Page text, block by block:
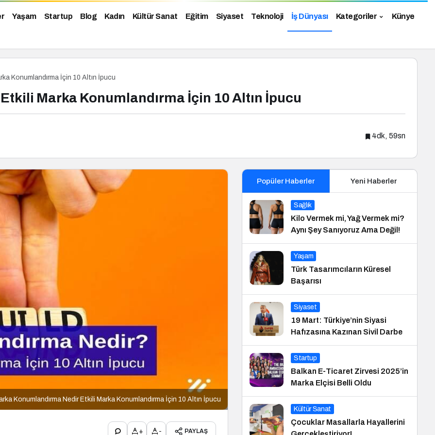
Yaşam Startup Blog Kadın Kültür Sanat Eğitim Siyaset Teknoloji İş Dünyası Kategoriler Künye
Konumlandırma İçin 10 Altın İpucu
Marka Konumlandırma İçin 10 Altın İpucu
4dk, 59sn
Konumlandırma Nedir Etkili Marka Konumlandırma İçin 10 Altın İpucu
+ - PAYLAŞ
Popüler Haberler Yeni Haberler
Sağlık
Kilo Vermek mi, Yağ Vermek mi?
Aynı Şey Sanıyoruz Ama Değil!
Yaşam
Türk Tasarımcıların Küresel
Başarısı
Siyaset
19 Mart: Türkiye’nin Siyasi
Hafızasına Kazınan Sivil Darbe
Startup
Balkan E-Ticaret Zirvesi 2025’in
Marka Elçisi Belli Oldu
Kültür Sanat
Çocuklar Masallarla Hayallerini